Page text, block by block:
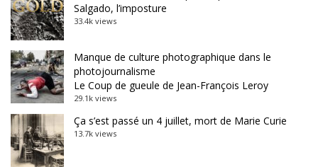
Salgado, l’imposture
33.4k views
Manque de culture photographique dans le
photojournalisme
Le Coup de gueule de Jean-François Leroy
29.1k views
Ça s’est passé un 4 juillet, mort de Marie Curie
13.7k views